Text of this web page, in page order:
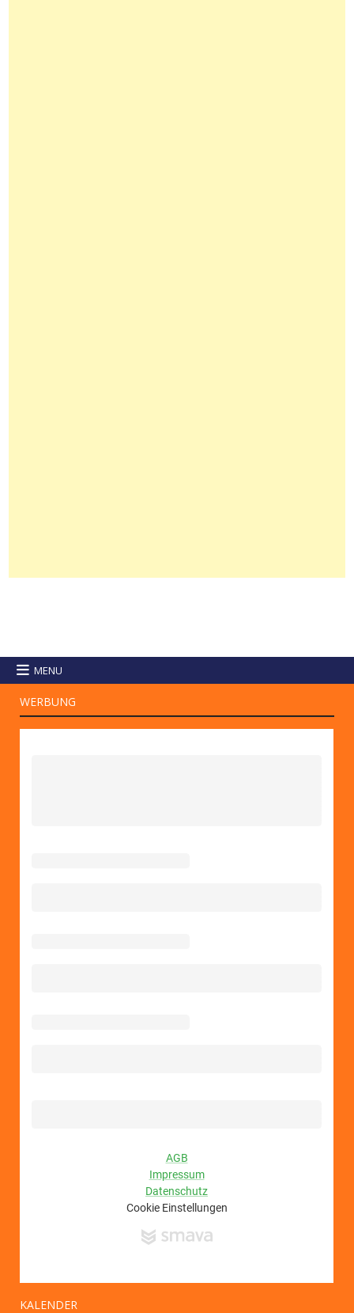
MENU
WERBUNG
KALENDER